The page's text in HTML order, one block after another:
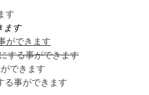
ます
ができます
する事ができます
ができます
る事ができます